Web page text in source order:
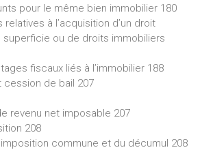
pour le même bien immobilier 180
à l’acquisition d’un droit
superficie ou de droits immobiliers
fiscaux liés à l’immobilier 188
cession de bail 207
revenu net imposable 207
208
commune et du décumul 208